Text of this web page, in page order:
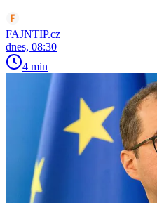
FAJNTIP.cz
dnes, 08:30
4 min